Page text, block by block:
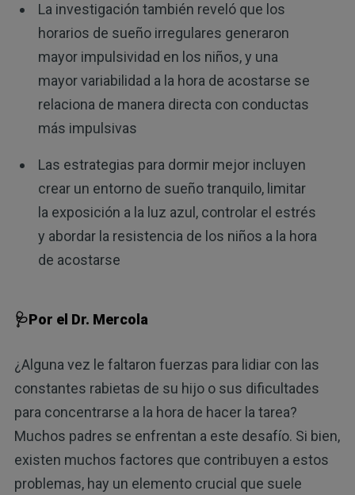
La investigación también reveló que los
horarios de sueño irregulares generaron
mayor impulsividad en los niños, y una
mayor variabilidad a la hora de acostarse se
relaciona de manera directa con conductas
más impulsivas
Las estrategias para dormir mejor incluyen
crear un entorno de sueño tranquilo, limitar
la exposición a la luz azul, controlar el estrés
y abordar la resistencia de los niños a la hora
de acostarse
🩺Por el Dr. Mercola
¿Alguna vez le faltaron fuerzas para lidiar con las
constantes rabietas de su hijo o sus dificultades
para concentrarse a la hora de hacer la tarea?
Muchos padres se enfrentan a este desafío. Si bien,
existen muchos factores que contribuyen a estos
problemas, hay un elemento crucial que suele